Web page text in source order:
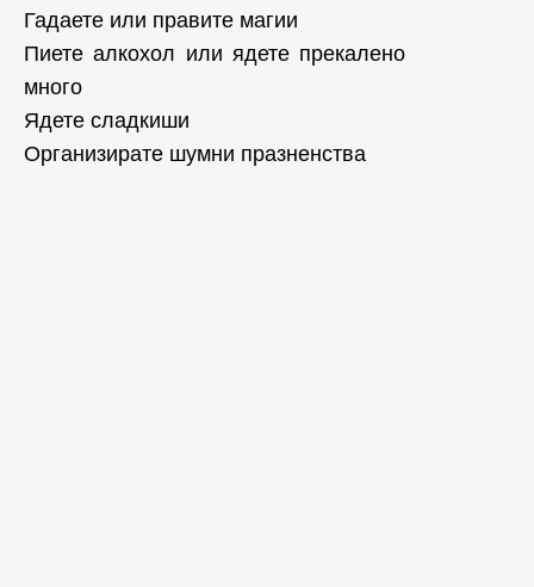
Гадаете или правите магии
Пиете алкохол или ядете прекалено
много
Ядете сладкиши
Организирате шумни празненства